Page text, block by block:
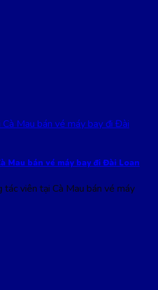
Mau bán vé máy bay đi Đài Loan
viên tại Cà Mau bán vé máy